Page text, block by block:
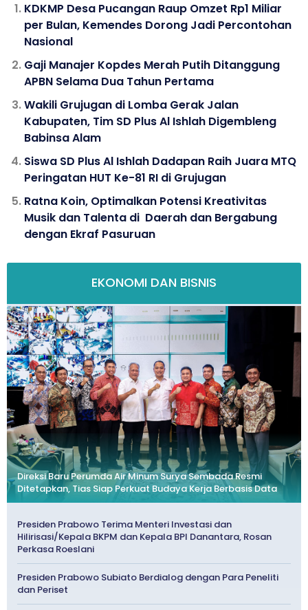
KDKMP Desa Pucangan Raup Omzet Rp1 Miliar
per Bulan, Kemendes Dorong Jadi Percontohan
Nasional
Gaji Manajer Kopdes Merah Putih Ditanggung
APBN Selama Dua Tahun Pertama
Wakili Grujugan di Lomba Gerak Jalan
Kabupaten, Tim SD Plus Al Ishlah Digembleng
Babinsa Alam
Siswa SD Plus Al Ishlah Dadapan Raih Juara MTQ
Peringatan HUT Ke-81 RI di Grujugan
Ratna Koin, Optimalkan Potensi Kreativitas
Musik dan Talenta di Daerah dan Bergabung
dengan Ekraf Pasuruan
EKONOMI DAN BISNIS
Direksi Baru Perumda Air Minum Surya Sembada Resmi
Ditetapkan, Tias Siap Perkuat Budaya Kerja Berbasis Data
Presiden Prabowo Terima Menteri Investasi dan
Hilirisasi/Kepala BKPM dan Kepala BPI Danantara, Rosan
Perkasa Roeslani
Presiden Prabowo Subiato Berdialog dengan Para Peneliti
dan Periset